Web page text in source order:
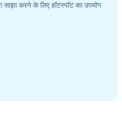
करने के लिए हॉटस्पॉट का उपयोग